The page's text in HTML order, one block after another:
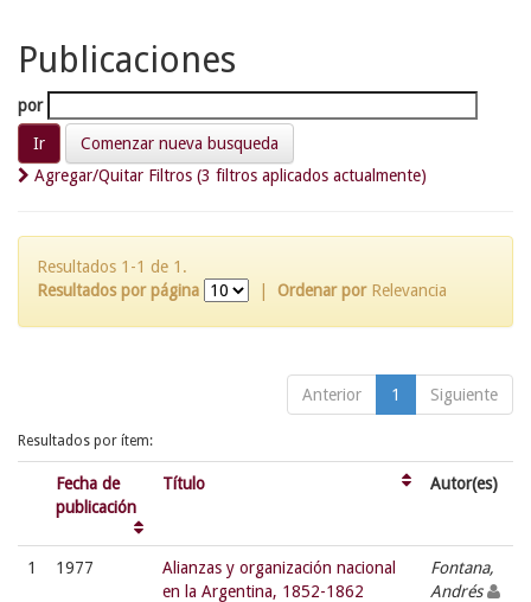
Publicaciones
por
Comenzar nueva busqueda
Agregar/Quitar Filtros (3 filtros aplicados actualmente)
Resultados 1-1 de 1.
Resultados por página
Ordenar por Relevancia
Anterior 1 Siguiente
Resultados por ítem:
Fecha de
publicación
Título Autor(es)
1 1977
Alianzas y organización nacional
en la Argentina, 1852-1862
Fontana,
Andrés